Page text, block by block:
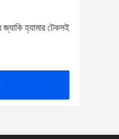
হ্যামার টেকসই